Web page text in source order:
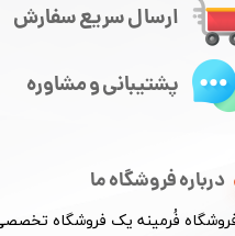
ارسال سریع سفارش
درباره فروشگاه ما
فُرمینه یک فروشگاه تخصصی
پشتیبانی و مشاوره